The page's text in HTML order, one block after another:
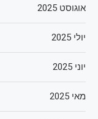
אוגוסט 2025
יולי 2025
יוני 2025
מאי 2025